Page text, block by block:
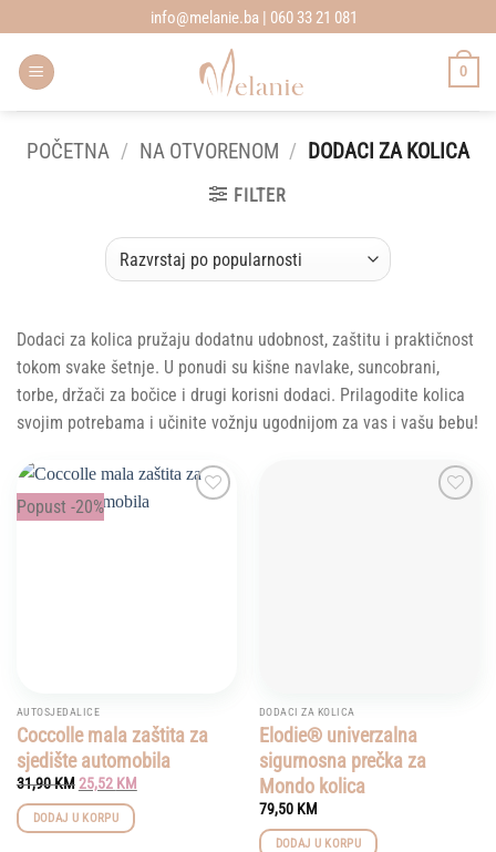
to
content
info@melanie.ba | 060 33 21 081
0
POČETNA / NA OTVORENOM / DODACI ZA KOLICA
FILTER
Dodaci za kolica pružaju dodatnu udobnost, zaštitu i praktičnost
tokom svake šetnje. U ponudi su kišne navlake, suncobrani,
torbe, držači za bočice i drugi korisni dodaci. Prilagodite kolica
svojim potrebama i učinite vožnju ugodnijom za vas i vašu bebu!
Popust -20%
AUTOSJEDALICE
Coccolle mala zaštita za
sjedište automobila
31,90KM Original
price
was:
31,90 KM.
25,52 KMCurrent
price
DODAJ U KORPU
DODACI ZA KOLICA
Elodie® univerzalna
sigurnosna prečka za
Mondo kolica
79,50 KM
DODAJ U KORPU